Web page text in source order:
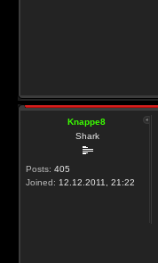
Knappe8
Shark
Posts: 405
Joined: 12.12.2011, 21:22